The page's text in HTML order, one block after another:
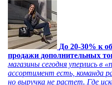
До 20-30% к
продажи дополнительных
магазины сегодня уперлись в
ассортимент есть, команда
но выручка не растет. Где